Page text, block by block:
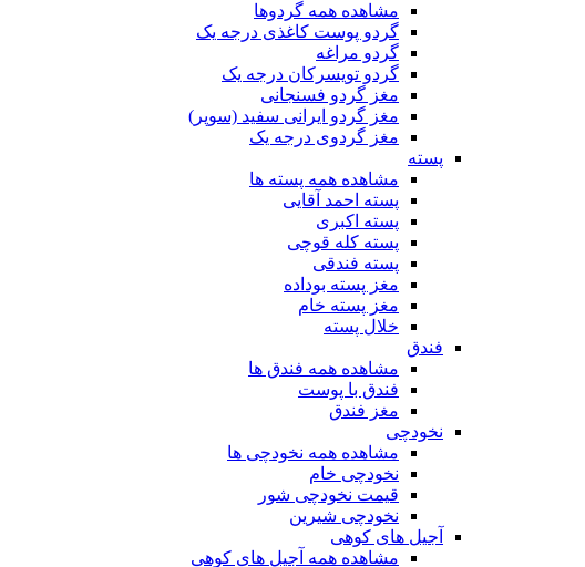
مشاهده همه گردوها
گردو پوست کاغذی درجه یک
گردو مراغه
گردو تویسرکان درجه یک
مغز گردو فسنجانی
مغز گردو ایرانی سفید (سوپر)
مغز گردوی درجه یک
پسته
مشاهده همه پسته ها
پسته احمد آقایی
پسته اکبری
پسته کله قوچی
پسته فندقی
مغز پسته بوداده
مغز پسته خام
خلال پسته
فندق
مشاهده همه فندق ها
فندق با پوست
مغز فندق
نخودچی
مشاهده همه نخودچی ها
نخودچی خام
قیمت نخودچی شور
نخودچی شیرین
آجیل های کوهی
مشاهده همه آجیل های کوهی